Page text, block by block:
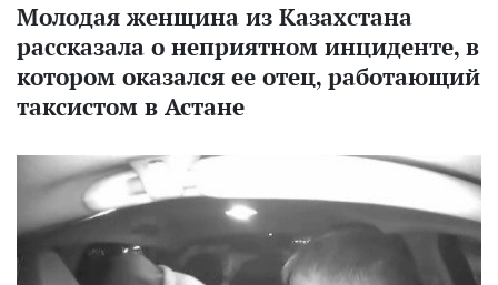
Молодая женщина из Казахстана
рассказала о неприятном инциденте, в
котором оказался ее отец, работающий
таксистом в Астане